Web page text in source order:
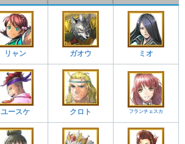
リャン ガオウ ミオ
ユースケ クロト フランチェスカ